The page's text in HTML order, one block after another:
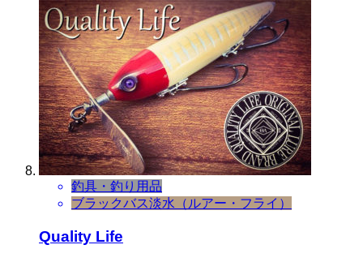
釣具・釣り用品
ブラックバス淡水（ルアー・フライ）
Quality Life